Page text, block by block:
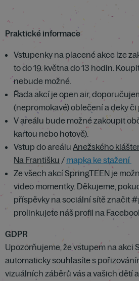
Praktické informace
Vstupenky na placené akce lze
to do 19. května do 13 hodin.
nebude možné.
Řada akcí je open air,
(nepromokavé) oblečení a deky
V areálu bude možné zakoupit
kartou nebo hotově).
Vstup do areálu Anežského
Na Františku / mapka ke stažení
Ze všech akcí SpringTEEN je
video momentky. Děkujeme,
příspěvky na sociální sítě značit
prolinkujete náš profil na
GDPR
Upozorňujeme, že vstupem na akci
automaticky souhlasíte s
vizuálních záběrů vás a vašich dětí